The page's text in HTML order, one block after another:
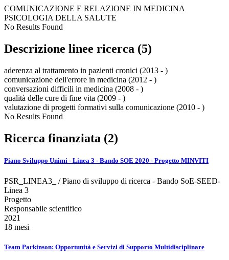
COMUNICAZIONE E RELAZIONE IN MEDICINA
PSICOLOGIA DELLA SALUTE
No Results Found
Descrizione linee ricerca (5)
aderenza al trattamento in pazienti cronici (2013 - )
comunicazione dell'errore in medicina (2012 - )
conversazioni difficili in medicina (2008 - )
qualità delle cure di fine vita (2009 - )
valutazione di progetti formativi sulla comunicazione (2010 - )
No Results Found
Ricerca finanziata (2)
Piano Sviluppo Unimi - Linea 3 - Bando SOE 2020 - Progetto MINVITI
PSR_LINEA3_ / Piano di sviluppo di ricerca - Bando SoE-SEED-
Linea 3
Progetto
Responsabile scientifico
2021
18 mesi
Team Parkinson: Opportunità e Servizi di Supporto Multidisciplinare